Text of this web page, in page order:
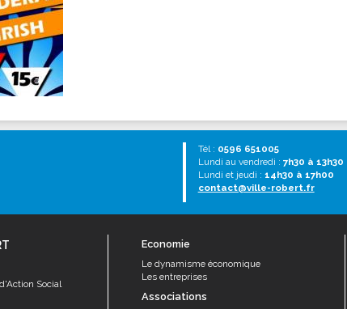
Tél : 0596 651005
Lundi au vendredi : 7h30 à 13h30
Lundi et jeudi : 14h30 à 17h00
contact@ville-robert.fr
Social
Economie
Le dynamisme économique
Les entreprises
Associations